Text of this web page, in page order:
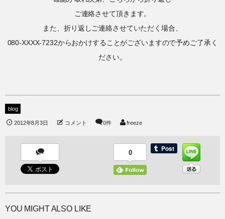
ご連絡させて頂きます。
また、折り返しご連絡させていただく場合、
080-XXXX-7232からおかけすることがございますので予めご了承く
ださい。
blog
2012年8月3日 コメント 0件 freeze
0
YOU MIGHT ALSO LIKE